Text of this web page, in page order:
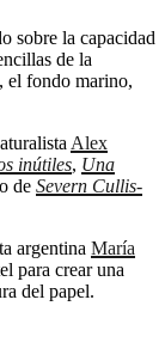
sobre la capacidad
de la
el fondo marino,
Alex
inútiles, Una
de Severn Cullis-
argentina María
para crear una
del papel.